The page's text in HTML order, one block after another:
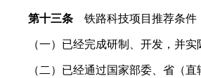
第十三条 铁路科技项目推荐条件
（一）已经完成研制、开发，并实
（二）已经通过国家部委、省（直